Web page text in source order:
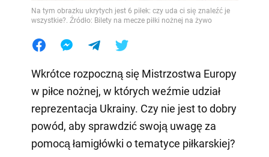
Na tym obrazku ukrytych jest 6 piłek: czy uda ci się znaleźć je
wszystkie?. Źródło: Bilety na mecze piłki nożnej na żywo
Wkrótce rozpoczną się Mistrzostwa Europy
w piłce nożnej, w których weźmie udział
reprezentacja Ukrainy. Czy nie jest to dobry
powód, aby sprawdzić swoją uwagę za
pomocą łamigłówki o tematyce piłkarskiej?